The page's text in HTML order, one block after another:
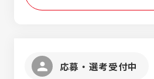
談しよう」とオーナー
ショップ。「賃貸斡旋店
応募・選考受付中